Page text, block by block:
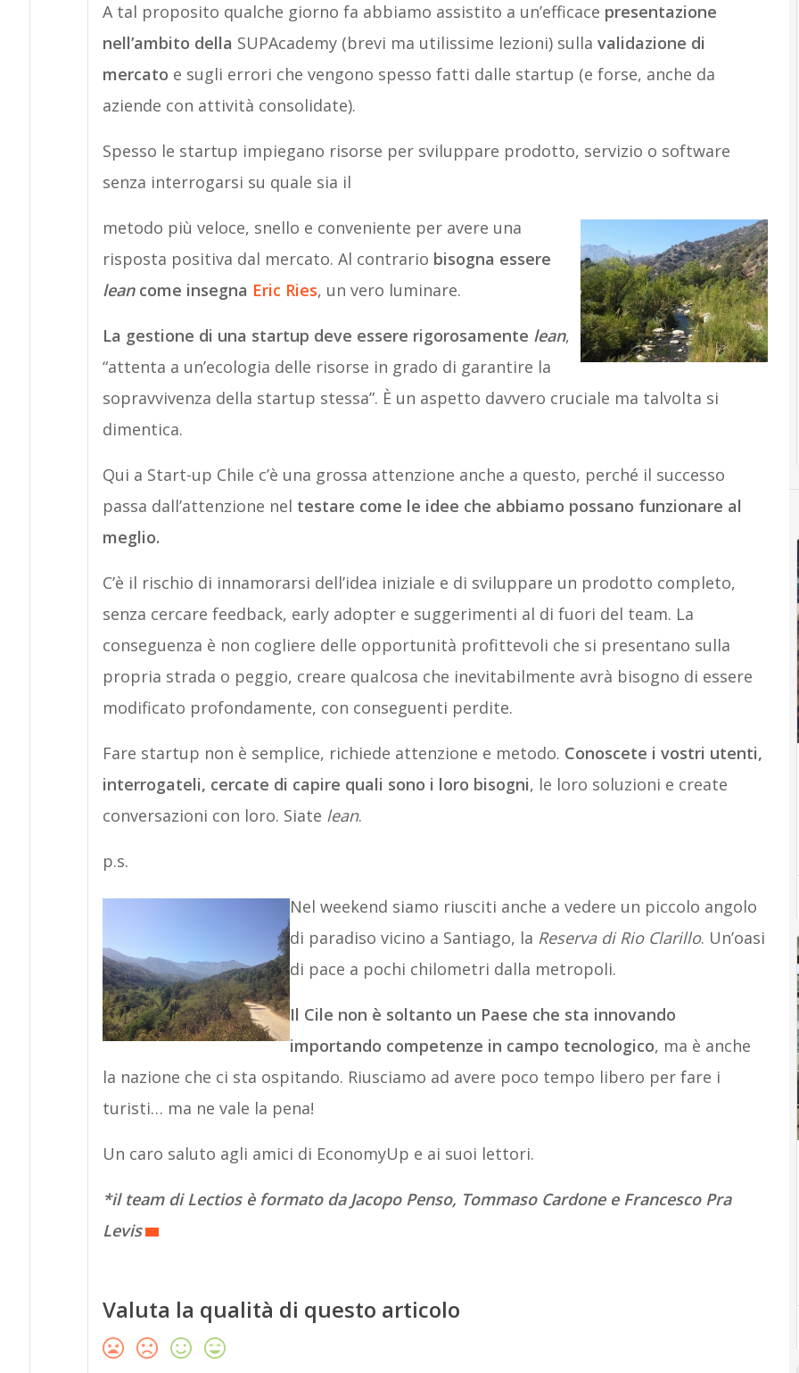
A tal proposito qualche giorno fa abbiamo assistito a un’efficace presentazione
nell’ambito della SUPAcademy (brevi ma utilissime lezioni) sulla validazione di
mercato e sugli errori che vengono spesso fatti dalle startup (e forse, anche da
aziende con attività consolidate).
Spesso le startup impiegano risorse per sviluppare prodotto, servizio o software
senza interrogarsi su quale sia il
metodo più veloce, snello e conveniente per avere una
risposta positiva dal mercato. Al contrario bisogna essere
leancome insegna Eric Ries, un vero luminare.
La gestione di una startup deve essere rigorosamente lean,
“attenta a un’ecologia delle risorse in grado di garantire la
sopravvivenza della startup stessa”. È un aspetto davvero cruciale ma talvolta si
dimentica.
Qui a Start-up Chile c’è una grossa attenzione anche a questo, perché il successo
passa dall’attenzione nel testare come le idee che abbiamo possano funzionare al
meglio.
C’è il rischio di innamorarsi dell’idea iniziale e di sviluppare un prodotto completo,
senza cercare feedback, early adopter e suggerimenti al di fuori del team. La
conseguenza è non cogliere delle opportunità profittevoli che si presentano sulla
propria strada o peggio, creare qualcosa che inevitabilmente avrà bisogno di essere
modificato profondamente, con conseguenti perdite.
Fare startup non è semplice, richiede attenzione e metodo. Conoscete i vostri utenti,
interrogateli, cercate di capire quali sono i loro bisogni, le loro soluzioni e create
conversazioni con loro. Siate lean.
p.s.
Nel weekend siamo riusciti anche a vedere un piccolo angolo
di paradiso vicino a Santiago, la Reserva di Rio Clarillo. Un’oasi
di pace a pochi chilometri dalla metropoli.
Il Cile non è soltanto un Paese che sta innovando
importando competenze in campo tecnologico, ma è anche
la nazione che ci sta ospitando. Riusciamo ad avere poco tempo libero per fare i
turisti… ma ne vale la pena!
Un caro saluto agli amici di EconomyUp e ai suoi lettori.
*il team di Lectios è formato da Jacopo Penso, Tommaso Cardone e Francesco Pra
Levis
Valuta la qualità di questo articolo